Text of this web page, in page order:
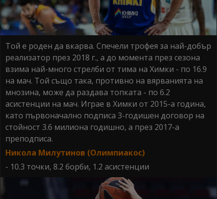
Той е роден да вкарва. Спечели трофея за най-добър
реализатор през 2018 г., а до момента през сезона
взима най-много стрелби от тима на Химки - по 16.9
на мач. Той също така, противно на вярванията на
мнозина, може да раздава топката - по 6.2
асистенции на мач. Играе в Химки от 2015-а година,
като първоначално подписа 3-годишен договор на
стойност 3.6 милиона годишно, а през 2017-а
преподписа.
Никола Милутинов (Олимпиакос)
- 10.3 точки, 8.2 борби, 1.2 асистенции